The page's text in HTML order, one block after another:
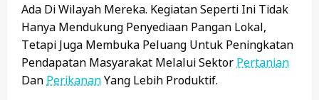
Ada Di Wilayah Mereka. Kegiatan Seperti Ini Tidak
Hanya Mendukung Penyediaan Pangan Lokal,
Tetapi Juga Membuka Peluang Untuk Peningkatan
Pendapatan Masyarakat Melalui Sektor Pertanian
Dan PerikananYang Lebih Produktif.